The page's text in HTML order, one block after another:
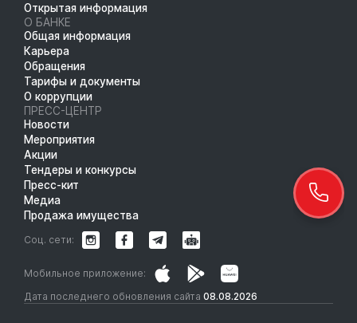
Открытая информация
О БАНКЕ
Общая информация
Карьера
Обращения
Тарифы и документы
О коррупции
ПРЕСС-ЦЕНТР
Новости
Мероприятия
Акции
Тендеры и конкурсы
Пресс-кит
Медиа
Продажа имущества
Дата последнего обновления сайта 08.08.2026
Мобильное приложение:
Соц. сети: